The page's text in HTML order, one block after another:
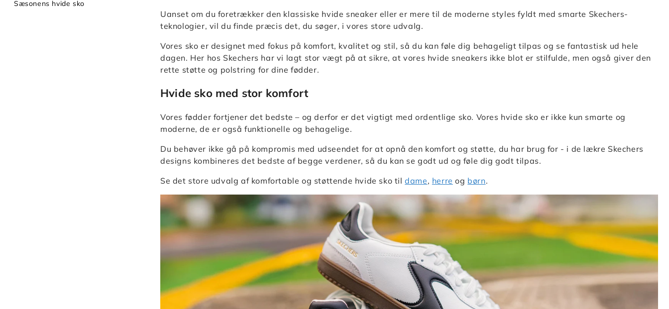
Sæsonens hvide sko
Uanset om du foretrækker den klassiske hvide sneaker eller er mere til de moderne styles fyldt med smarte Skechers-
teknologier, vil du finde præcis det, du søger, i vores store udvalg.
Vores sko er designet med fokus på komfort, kvalitet og stil, så du kan føle dig behageligt tilpas og se fantastisk ud hele
dagen. Her hos Skechers har vi lagt stor vægt på at sikre, at vores hvide sneakers ikke blot er stilfulde, men også giver den
rette støtte og polstring for dine fødder.
Hvide sko med stor komfort
Vores fødder fortjener det bedste – og derfor er det vigtigt med ordentlige sko. Vores hvide sko er ikke kun smarte og
moderne, de er også funktionelle og behagelige.
Du behøver ikke gå på kompromis med udseendet for at opnå den komfort og støtte, du har brug for - i de lækre Skechers
designs kombineres det bedste af begge verdener, så du kan se godt ud og føle dig godt tilpas.
Se det store udvalg af komfortable og støttende hvide sko tildame, herre og børn.